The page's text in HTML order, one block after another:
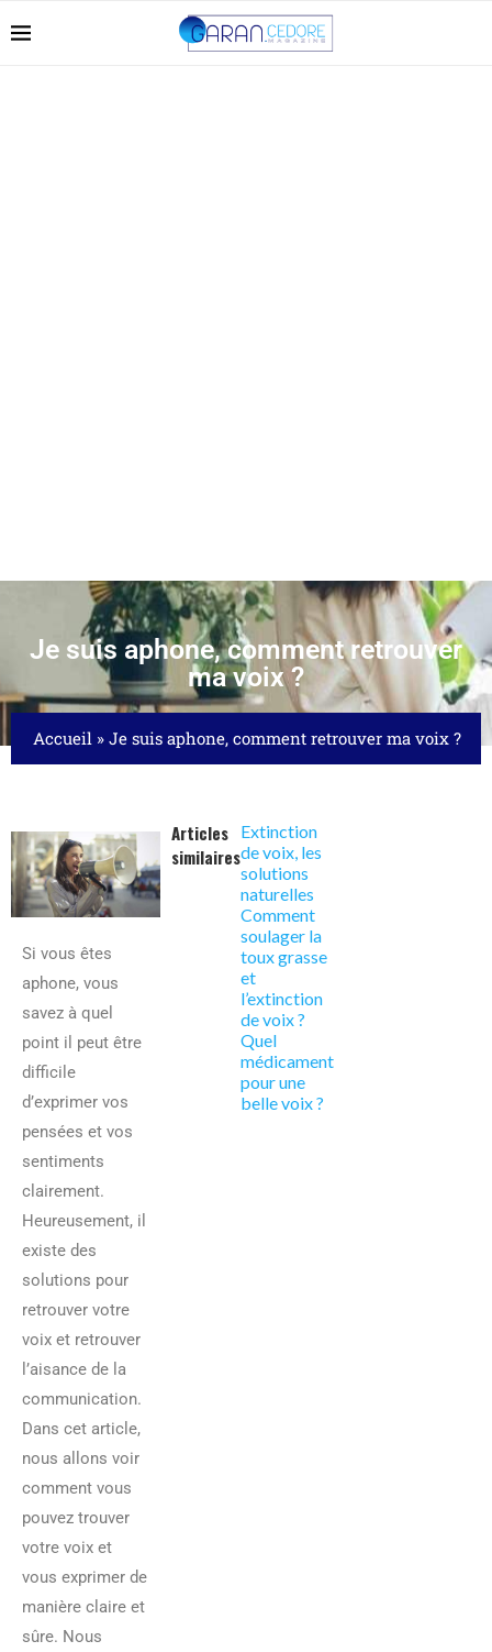
Je suis aphone, comment retrouver
ma voix ?
Accueil » Je suis aphone, comment retrouver ma voix ?
Si vous êtes
aphone, vous
savez à quel
point il peut être
difficile
d’exprimer vos
pensées et vos
sentiments
clairement.
Heureusement, il
existe des
solutions pour
retrouver votre
voix et retrouver
l’aisance de la
communication.
Dans cet article,
nous allons voir
comment vous
pouvez trouver
votre voix et
vous exprimer de
manière claire et
sûre. Nous
Articles
similaires
Extinction
de voix, les
solutions
naturelles
Comment
soulager la
toux grasse
et
l’extinction
de voix ?
Quel
médicament
pour une
belle voix ?